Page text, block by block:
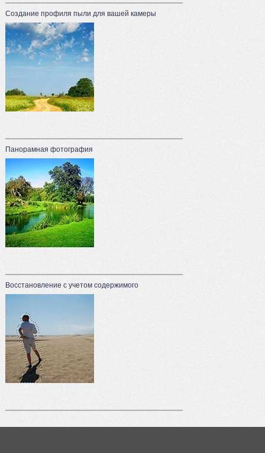
Создание профиля пыли для вашей камеры
Панорамная фотография
Восстановление с учетом содержимого